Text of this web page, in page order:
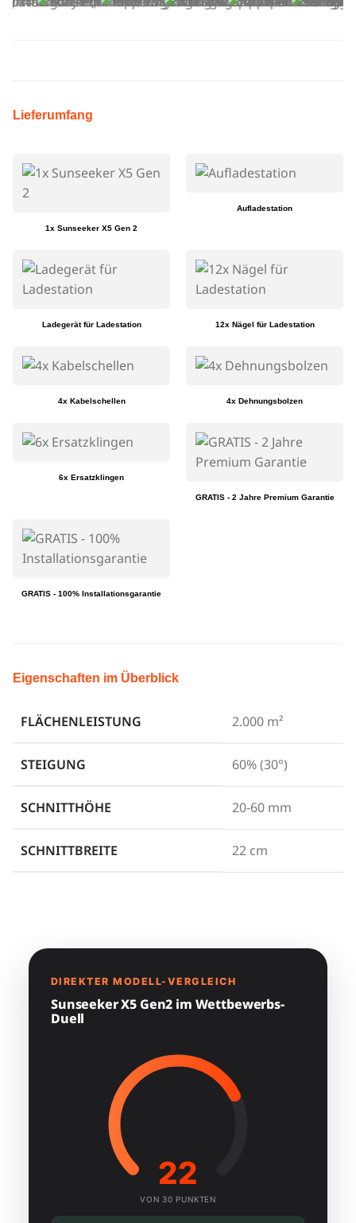
Lieferumfang
1x Sunseeker X5 Gen 2
Aufladestation
Ladegerät für Ladestation 12x Nägel für Ladestation
4x Kabelschellen 4x Dehnungsbolzen
6x Ersatzklingen
GRATIS - 2 Jahre Premium Garantie
GRATIS - 100% Installationsgarantie
Eigenschaften im Überblick
FLÄCHENLEISTUNG 2.000 m²
STEIGUNG 60% (30°)
SCHNITTHÖHE 20-60 mm
SCHNITTBREITE 22 cm
DIREKTER MODELL-VERGLEICH
Sunseeker X5 Gen2 im Wettbewerbs-
Duell
22
VON 30 PUNKTEN